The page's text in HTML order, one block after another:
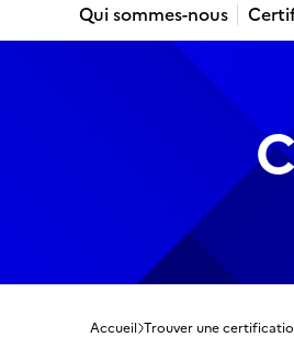
Qui sommes-nous
Accueil Trouver une